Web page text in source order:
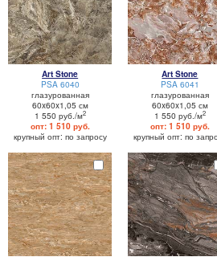
Art Stone
PSA 6040
глазурованная
60x60x1,05 см
1 550 руб./м2
опт: 1 510 руб.
крупный опт: по запросу
Art Stone
PSA 6041
глазурованная
60x60x1,05 см
1 550 руб./м2
опт: 1 510 руб.
крупный опт: по